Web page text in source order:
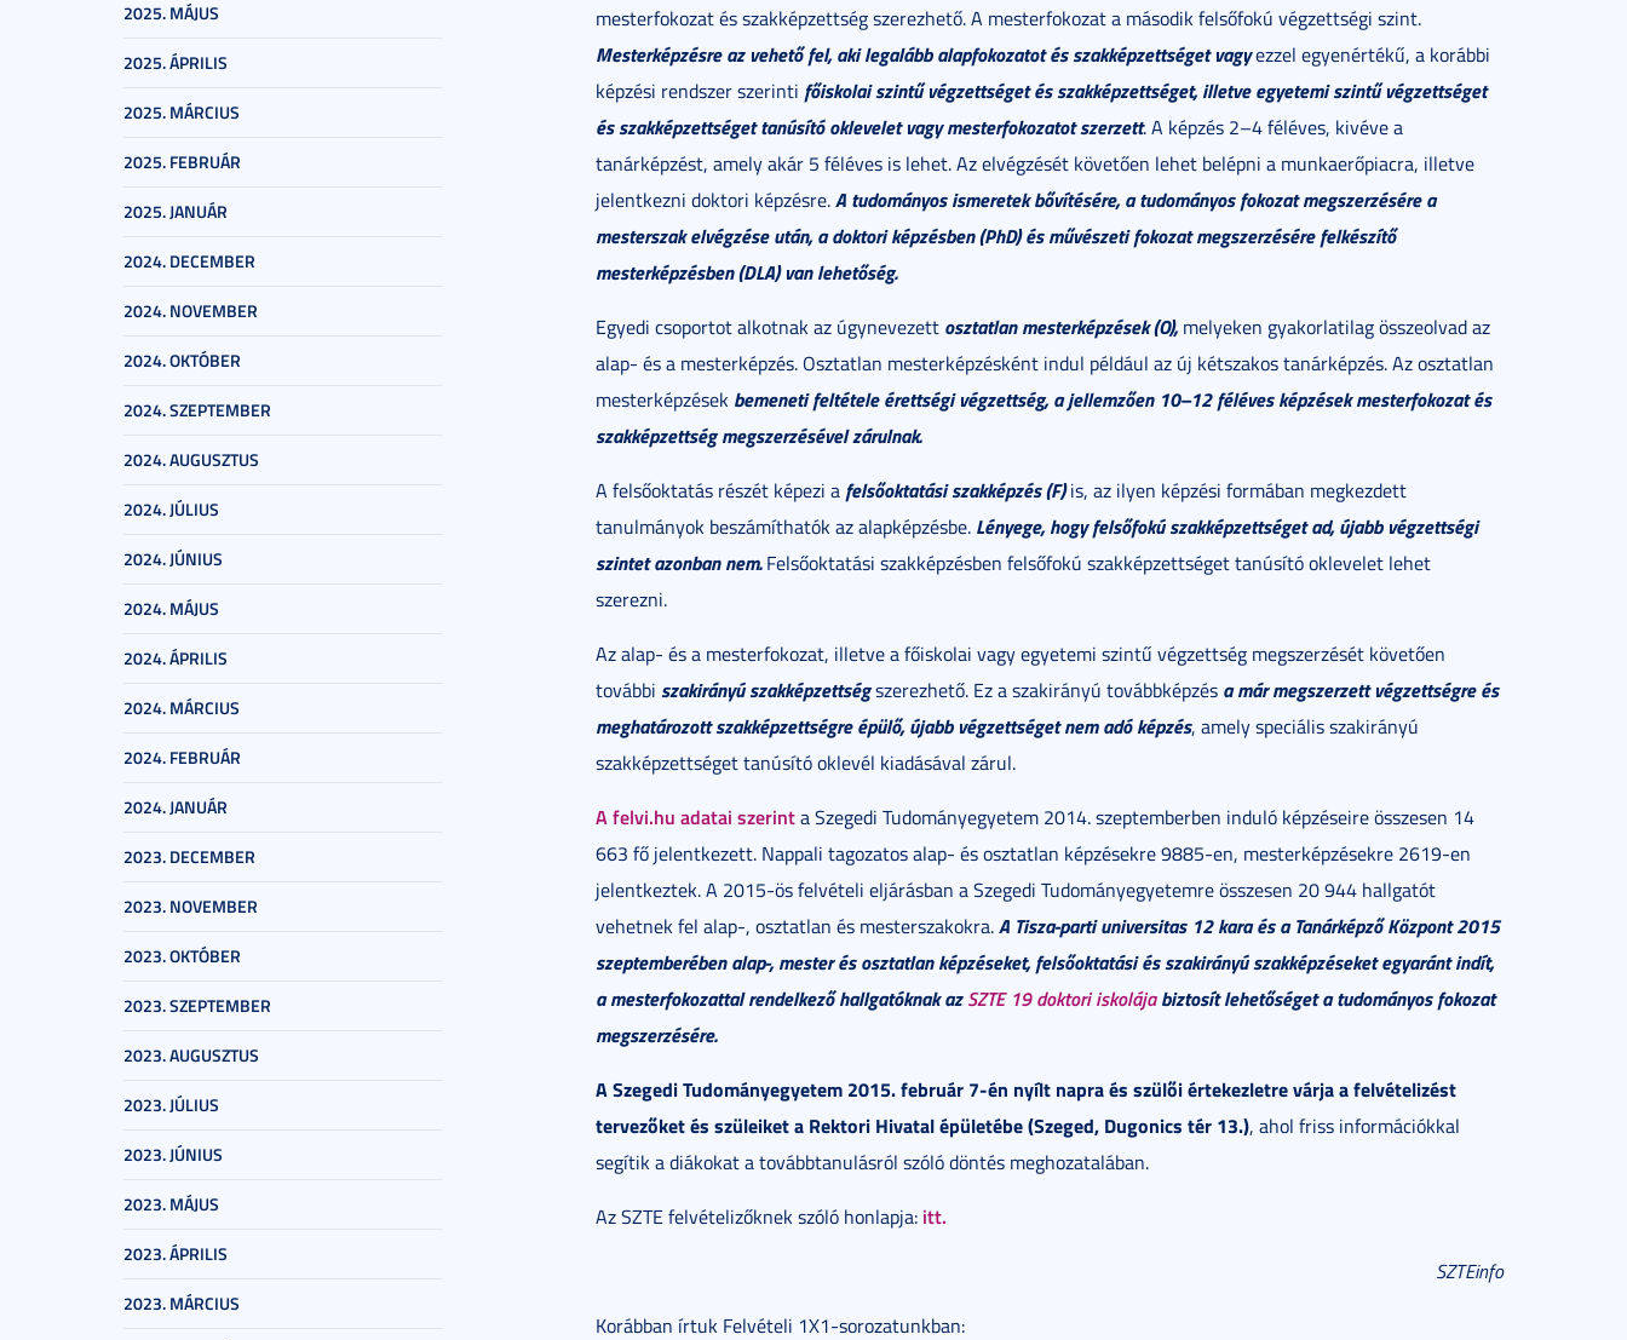
2025. MÁJUS
2025. ÁPRILIS
2025. MÁRCIUS
2025. FEBRUÁR
2025. JANUÁR
2024. DECEMBER
2024. NOVEMBER
2024. OKTÓBER
2024. SZEPTEMBER
2024. AUGUSZTUS
2024. JÚLIUS
2024. JÚNIUS
2024. MÁJUS
2024. ÁPRILIS
2024. MÁRCIUS
2024. FEBRUÁR
2024. JANUÁR
2023. DECEMBER
2023. NOVEMBER
2023. OKTÓBER
2023. SZEPTEMBER
2023. AUGUSZTUS
2023. JÚLIUS
2023. JÚNIUS
2023. MÁJUS
2023. ÁPRILIS
2023. MÁRCIUS
mesterfokozat és szakképzettség szerezhető. A mesterfokozat a második felsőfokú végzettségi szint.
Mesterképzésre az vehető fel, aki legalább alapfokozatot és szakképzettséget vagyezzel egyenértékű, a korábbi
képzési rendszer szerinti főiskolai szintű végzettséget és szakképzettséget, illetve egyetemi szintű végzettséget
és szakképzettséget tanúsító oklevelet vagy mesterfokozatot szerzett. A képzés 2–4 féléves, kivéve a
tanárképzést, amely akár 5 féléves is lehet. Az elvégzését követően lehet belépni a munkaerőpiacra, illetve
jelentkezni doktori képzésre.A tudományos ismeretek bővítésére, a tudományos fokozat megszerzésére a
mesterszak elvégzése után, a doktori képzésben (PhD) és művészeti fokozat megszerzésére felkészítő
mesterképzésben (DLA) van lehetőség.
Egyedi csoportot alkotnak az úgynevezett osztatlan mesterképzések (O),melyeken gyakorlatilag összeolvad az
alap- és a mesterképzés. Osztatlan mesterképzésként indul például az új kétszakos tanárképzés. Az osztatlan
mesterképzések bemeneti feltétele érettségi végzettség, a jellemzően 10–12 féléves képzések mesterfokozat és
szakképzettség megszerzésével zárulnak.
A felsőoktatás részét képezi a felsőoktatási szakképzés (F)is, az ilyen képzési formában megkezdett
tanulmányok beszámíthatók az alapképzésbe. Lényege, hogy felsőfokúszakképzettséget ad, újabb végzettségi
szintet azonban nem.Felsőoktatási szakképzésben felsőfokú szakképzettséget tanúsító oklevelet lehet
szerezni.
Az alap- és a mesterfokozat, illetve a főiskolai vagy egyetemi szintű végzettség megszerzését követően
további szakirányú szakképzettségszerezhető. Ez a szakirányú továbbképzés a már megszerzett végzettségre és
meghatározott szakképzettségre épülő, újabb végzettséget nem adó képzés, amely speciális szakirányú
szakképzettséget tanúsító oklevél kiadásával zárul.
A felvi.hu adatai szerinta Szegedi Tudományegyetem 2014. szeptemberben induló képzéseire összesen 14
663 fő jelentkezett. Nappali tagozatos alap- és osztatlan képzésekre 9885-en, mesterképzésekre 2619-en
jelentkeztek. A 2015-ös felvételi eljárásban a Szegedi Tudományegyetemre összesen 20 944 hallgatót
vehetnek fel alap-, osztatlan és mesterszakokra.A Tisza-parti universitas 12 kara és a Tanárképző Központ 2015
szeptemberében alap-, mester és osztatlan képzéseket, felsőoktatási és szakirányú szakképzéseket egyaránt indít,
a mesterfokozattal rendelkező hallgatóknak azSZTE 19 doktori iskolájabiztosít lehetőséget a tudományos fokozat
megszerzésére.
A Szegedi Tudományegyetem 2015. február 7-én nyílt napra és szülői értekezletre várja a felvételizést
tervezőket és szüleiket a Rektori Hivatal épületébe (Szeged, Dugonics tér 13.), ahol friss információkkal
segítik a diákokat a továbbtanulásról szóló döntés meghozatalában.
Az SZTE felvételizőknek szóló honlapja: itt.
SZTEinfo
Korábban írtuk Felvételi 1X1-sorozatunkban: